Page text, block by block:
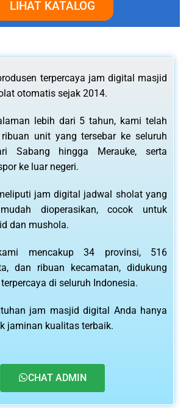
LIHAT KATALOG
terpercaya jam digital masjid
otomatis sejak 2014.
lebih dari 5 tahun, kami telah
unit yang tersebar ke seluruh
Sabang hingga Merauke, serta
ke luar negeri.
jam digital jadwal sholat yang
dioperasikan, cocok untuk
dan mushola.
mencakup 34 provinsi, 516
dan ribuan kecamatan, didukung
di seluruh Indonesia.
jam masjid digital Anda hanya
jaminan kualitas terbaik.
CHAT ADMIN